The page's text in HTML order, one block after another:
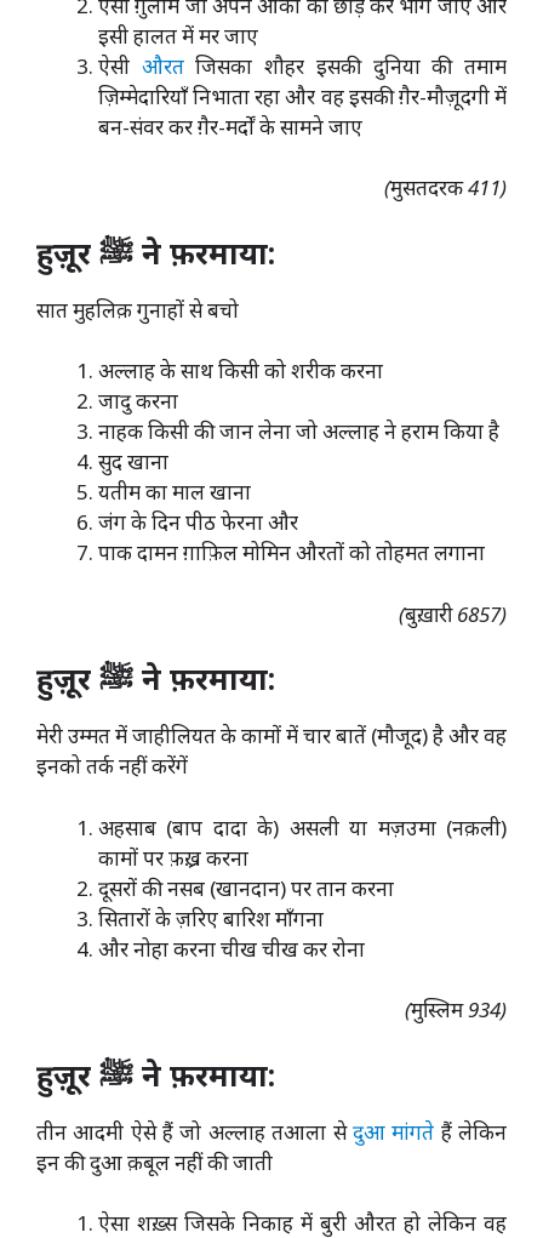
इसी हालत में मर जाए
ऐसी औरतजिसका शौहर इसकी दुनिया की तमाम
ज़िम्मेदारियाँ निभाता रहा और वह इसकी ग़ैर-मौज़ूदगी में
बन-संवर कर ग़ैर-मर्दों के सामने जाए
(मुसतदरक 411)
हुज़ूर ﷺ ने फ़रमाया:
सात मुहलिक़ गुनाहों से बचो
अल्लाह के साथ किसी को शरीक करना
जादु करना
नाहक किसी की जान लेना जो अल्लाह ने हराम किया है
सुद खाना
यतीम का माल खाना
जंग के दिन पीठ फेरना और
पाक दामन ग़ाफ़िल मोमिन औरतों को तोहमत लगाना
(बुख़ारी 6857)
हुज़ूर ﷺ ने फ़रमाया:
मेरी उम्मत में जाहीलियत के कामों में चार बातें (मौजूद) है और वह
इनको तर्क नहीं करेंगें
अहसाब (बाप दादा के) असली या मज़उमा (नक़ली)
कामों पर फ़ख़्र करना
दूसरों की नसब (खानदान) पर तान करना
सितारों के ज़रिए बारिश माँगना
और नोहा करना चीख चीख कर रोना
(मुस्लिम 934)
हुज़ूर ﷺ ने फ़रमाया:
तीन आदमी ऐसे हैं जो अल्लाह तआला सेदुआ मांगते हैं लेकिन
इन की दुआ क़बूल नहीं की जाती
ऐसा शख़्स जिसके निकाह में बुरी औरत हो लेकिन वह